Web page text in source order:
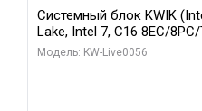
Системный блок KWIK
Lake, Intel 7, C16 8EC/
Palit RTX5080 INFINITY 3
Модель: KW-Live0056